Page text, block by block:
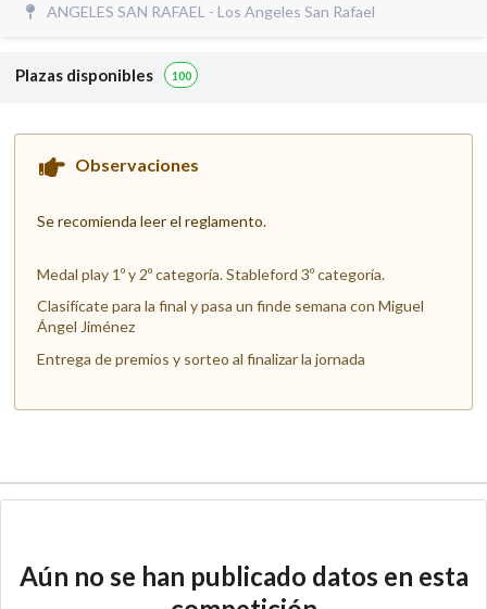
ANGELES SAN RAFAEL - Los Angeles San Rafael
Plazas disponibles 100
Observaciones
Se recomienda leer el reglamento.
Medal play 1º y 2º categoría. Stableford 3º categoría.
Clasifícate para la final y pasa un finde semana con Miguel
Ángel Jiménez
Entrega de premios y sorteo al finalizar la jornada
Aún no se han publicado datos en esta